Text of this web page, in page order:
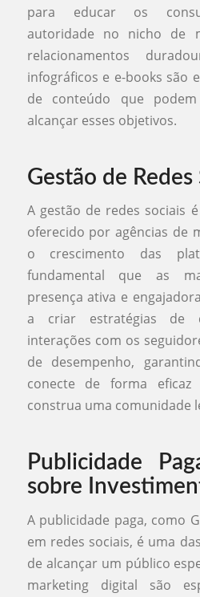
para educar os
autoridade no nicho de
relacionamentos
infográficos e e-books são
de conteúdo que
alcançar esses objetivos.
Gestão de Redes
A gestão de redes sociais
oferecido por agências de
o crescimento das
fundamental que as
presença ativa e
a criar estratégias de
interações com os
de desempenho,
conecte de forma
construa uma comunidade
Publicidade
sobre
A publicidade paga, como
em redes sociais, é uma
de alcançar um público
marketing digital são